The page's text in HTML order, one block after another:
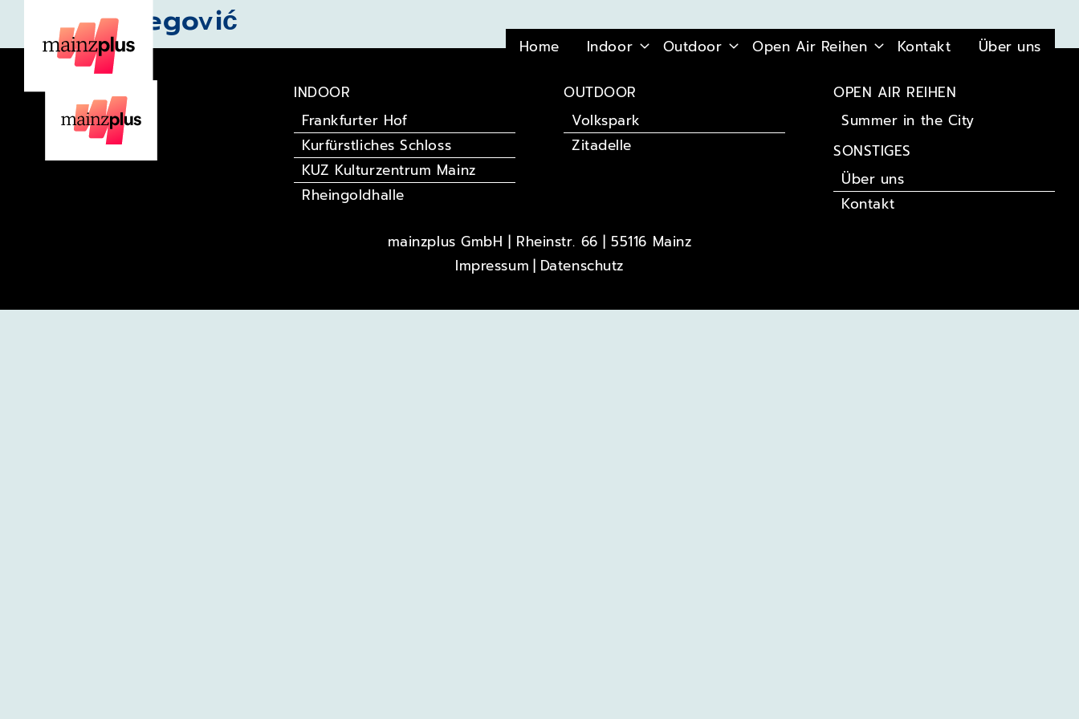
Home Indoor Outdoor Open Air Reihen Kontakt Über uns
Goran Bregović
INDOOR
Frankfurter Hof
Kurfürstliches Schloss
KUZ Kulturzentrum Mainz
Rheingoldhalle
OUTDOOR
Volkspark
Zitadelle
OPEN AIR REIHEN
Summer in the City
SONSTIGES
Über uns
Kontakt
mainzplus GmbH | Rheinstr. 66 | 55116 Mainz
Impressum
Datenschutz